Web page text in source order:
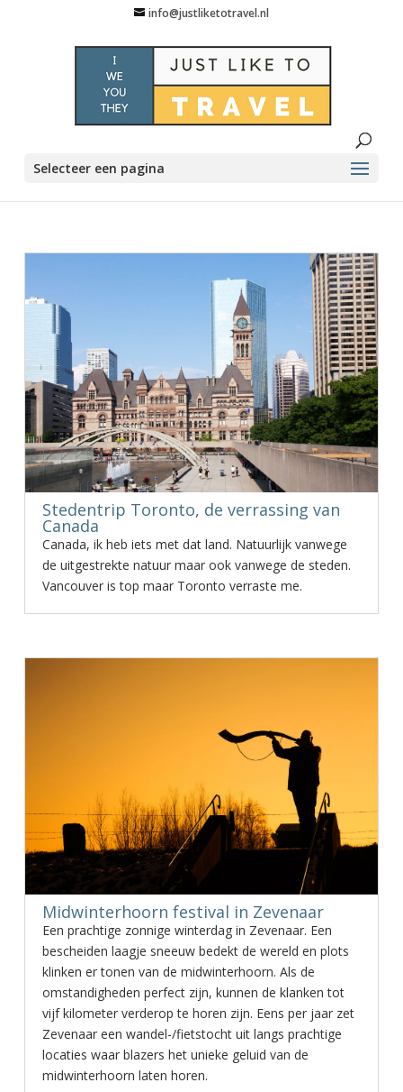
info@justliketotravel.nl
Selecteer een pagina
Stedentrip Toronto, de verrassing van
Canada
Canada, ik heb iets met dat land. Natuurlijk vanwege
de uitgestrekte natuur maar ook vanwege de steden.
Vancouver is top maar Toronto verraste me.
Midwinterhoorn festival in Zevenaar
Een prachtige zonnige winterdag in Zevenaar. Een
bescheiden laagje sneeuw bedekt de wereld en plots
klinken er tonen van de midwinterhoorn. Als de
omstandigheden perfect zijn, kunnen de klanken tot
vijf kilometer verderop te horen zijn. Eens per jaar zet
Zevenaar een wandel-/fietstocht uit langs prachtige
locaties waar blazers het unieke geluid van de
midwinterhoorn laten horen.